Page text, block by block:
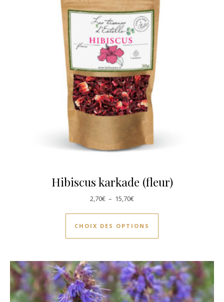
Hibiscus karkade (fleur)
2,70€ – 15,70€Plage de prix : 2,70€ à 15,70€
CHOIX DES OPTIONS
Ce produit a